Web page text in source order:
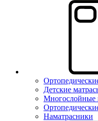
Детские
Многослойные
Наматрасники